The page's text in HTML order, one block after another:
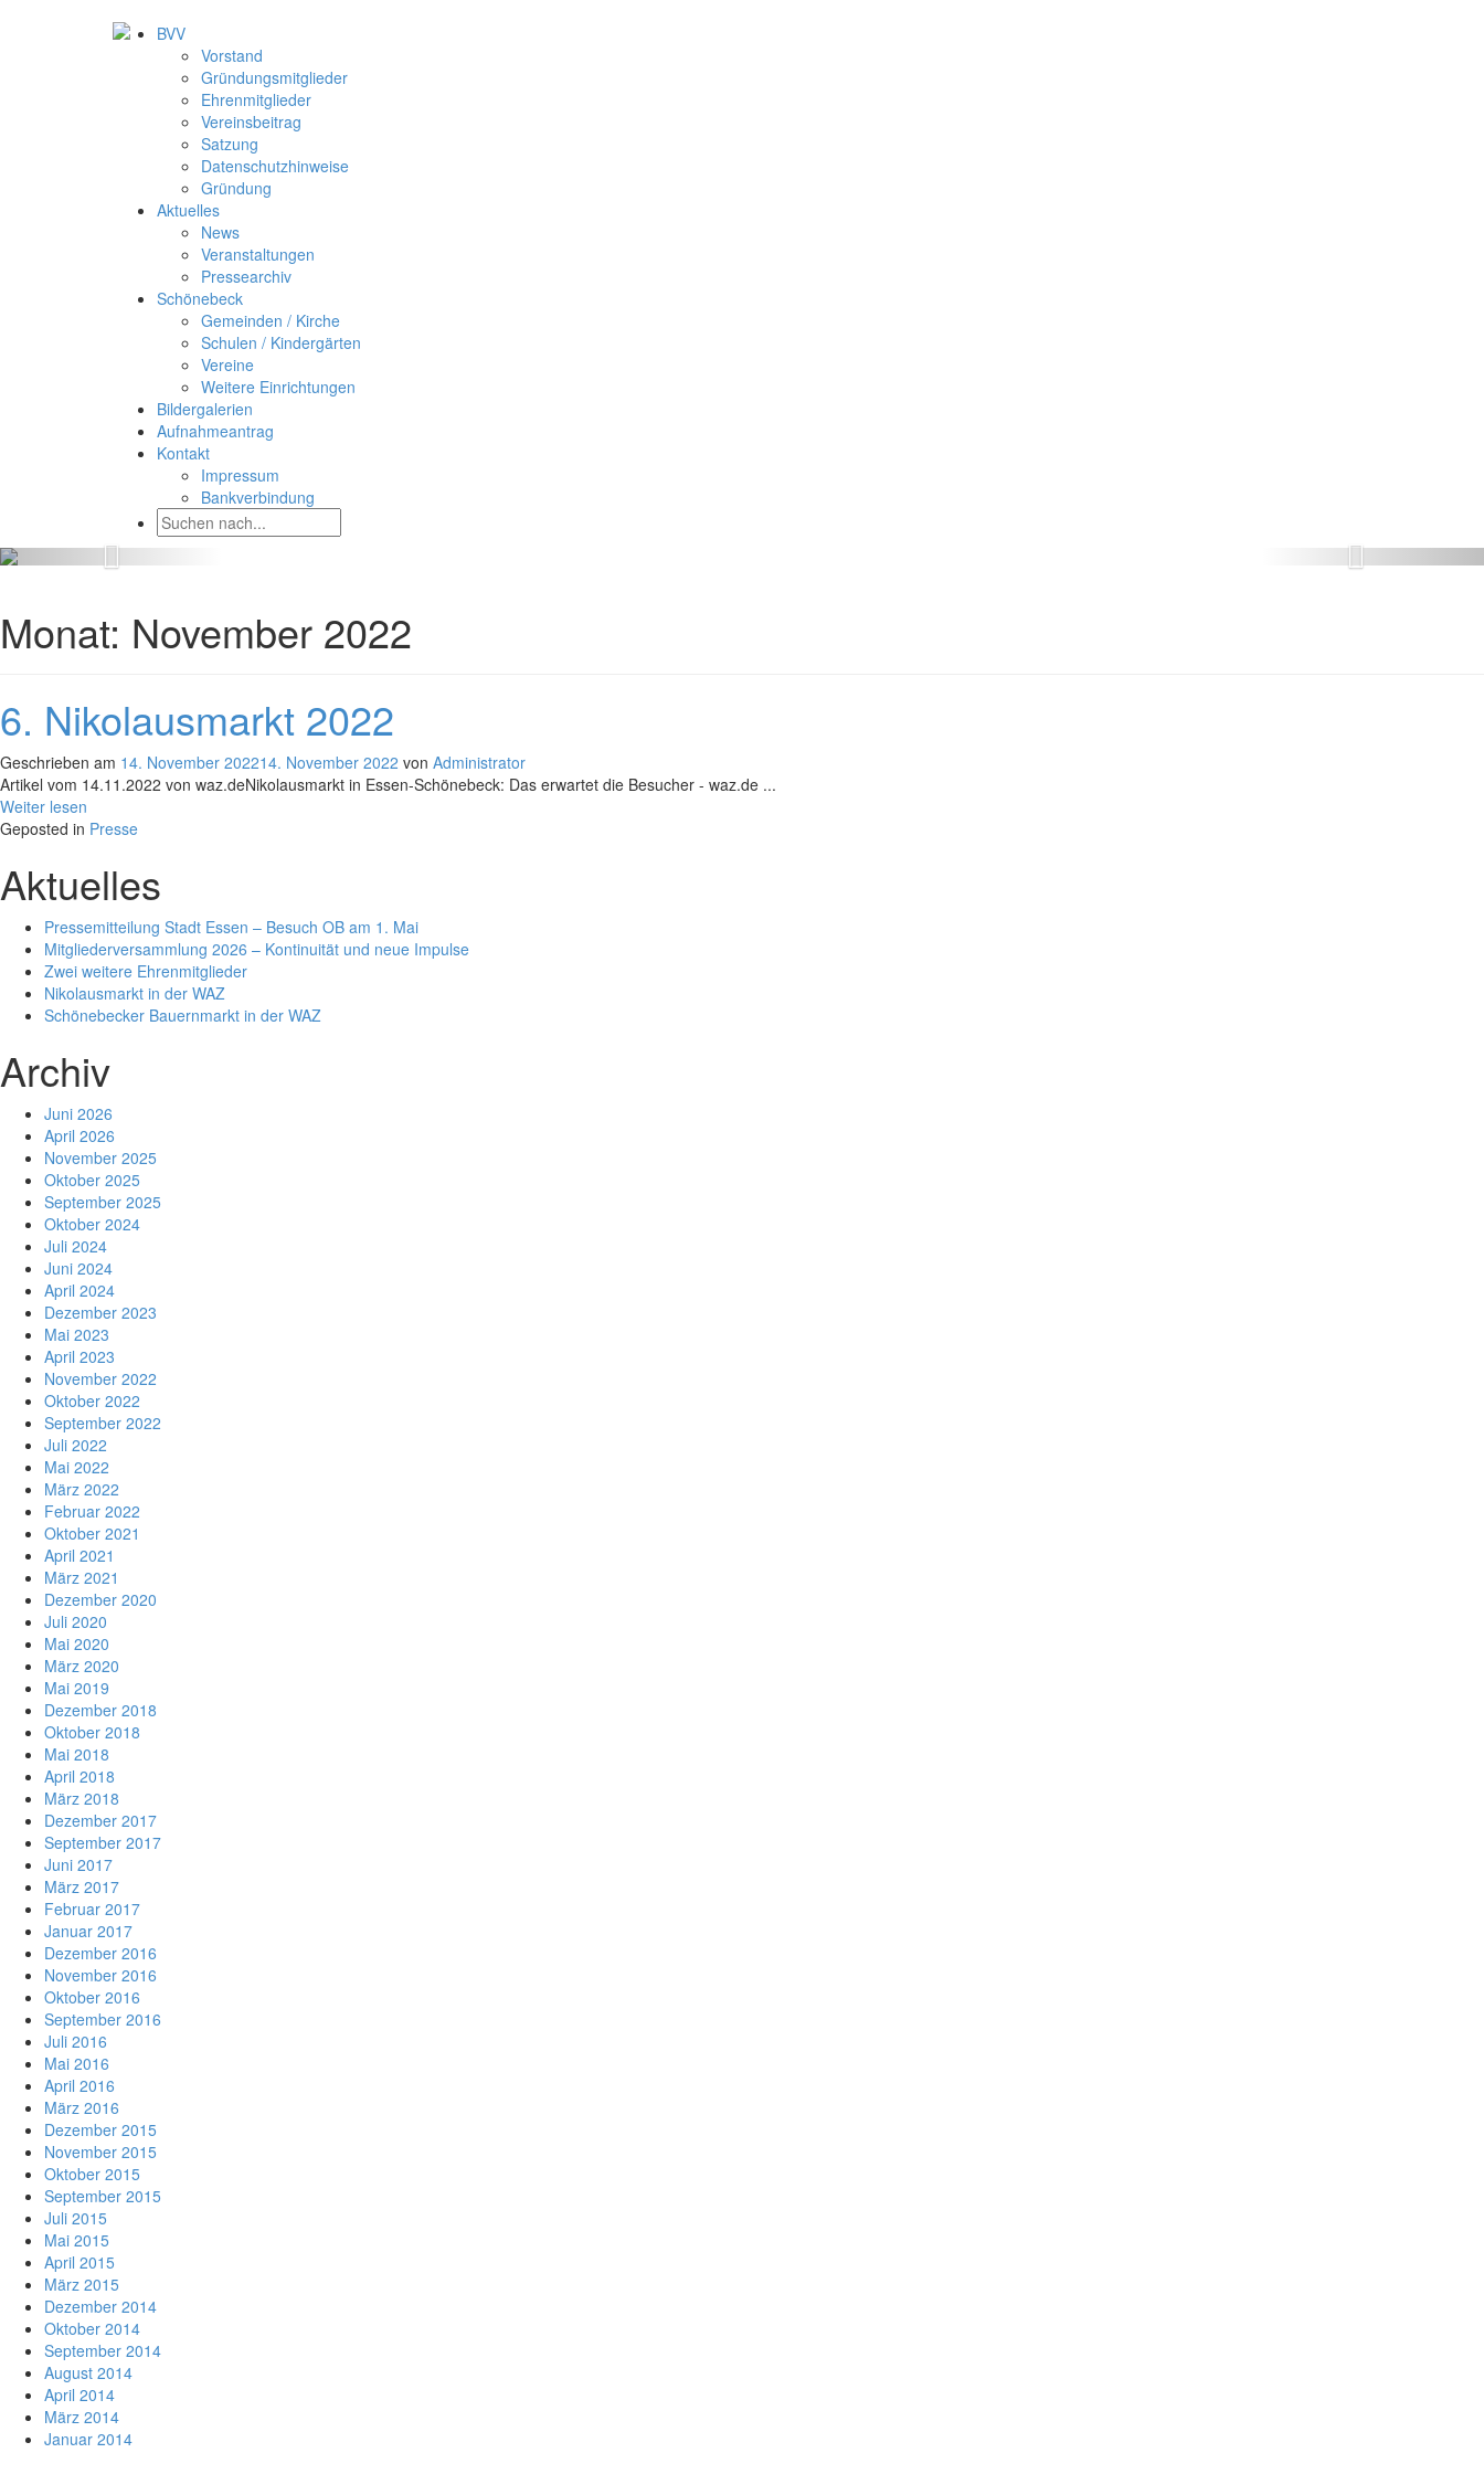
BVV
Vorstand
Gründungsmitglieder
Ehrenmitglieder
Vereinsbeitrag
Satzung
Datenschutzhinweise
Gründung
Aktuelles
News
Veranstaltungen
Pressearchiv
Schönebeck
Gemeinden / Kirche
Schulen / Kindergärten
Vereine
Weitere Einrichtungen
Bildergalerien
Aufnahmeantrag
Kontakt
Impressum
Bankverbindung
Monat: November 2022
6. Nikolausmarkt 2022
Geschrieben am 14. November 202214. November 2022 von Administrator
Artikel vom 14.11.2022 von waz.deNikolausmarkt in Essen-Schönebeck: Das erwartet die Besucher - waz.de ...
Weiter lesen
Geposted in Presse
Aktuelles
Pressemitteilung Stadt Essen – Besuch OB am 1. Mai
Mitgliederversammlung 2026 – Kontinuität und neue Impulse
Zwei weitere Ehrenmitglieder
Nikolausmarkt in der WAZ
Schönebecker Bauernmarkt in der WAZ
Archiv
Juni 2026
April 2026
November 2025
Oktober 2025
September 2025
Oktober 2024
Juli 2024
Juni 2024
April 2024
Dezember 2023
Mai 2023
April 2023
November 2022
Oktober 2022
September 2022
Juli 2022
Mai 2022
März 2022
Februar 2022
Oktober 2021
April 2021
März 2021
Dezember 2020
Juli 2020
Mai 2020
März 2020
Mai 2019
Dezember 2018
Oktober 2018
Mai 2018
April 2018
März 2018
Dezember 2017
September 2017
Juni 2017
März 2017
Februar 2017
Januar 2017
Dezember 2016
November 2016
Oktober 2016
September 2016
Juli 2016
Mai 2016
April 2016
März 2016
Dezember 2015
November 2015
Oktober 2015
September 2015
Juli 2015
Mai 2015
April 2015
März 2015
Dezember 2014
Oktober 2014
September 2014
August 2014
April 2014
März 2014
Januar 2014